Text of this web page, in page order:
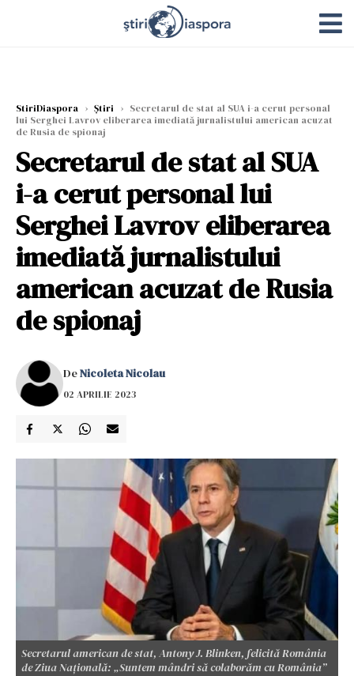
StiriDiaspora › Știri › Secretarul de stat al SUA i-a cerut personal
lui Serghei Lavrov eliberarea imediată jurnalistului american acuzat
de Rusia de spionaj
Secretarul de stat al SUA
i-a cerut personal lui
Serghei Lavrov eliberarea
imediată jurnalistului
american acuzat de Rusia
de spionaj
DeNicoleta Nicolau
02 APRILIE 2023
Secretarul american de stat, Antony J. Blinken, felicită România
de Ziua Națională: „Suntem mândri să colaborăm cu România”